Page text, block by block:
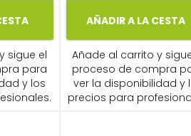
sigue el
para
y los
AÑADIR A LA CESTA
Añade al carrito y
proceso de compra
ver la disponibilidad y
precios para